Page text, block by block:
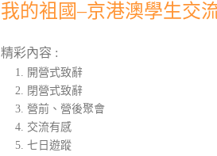
我的袓國–京港澳學生交
精彩內容 :
開營式致辭
閉營式致辭
營前、營後聚會
交流有感
七日遊蹤